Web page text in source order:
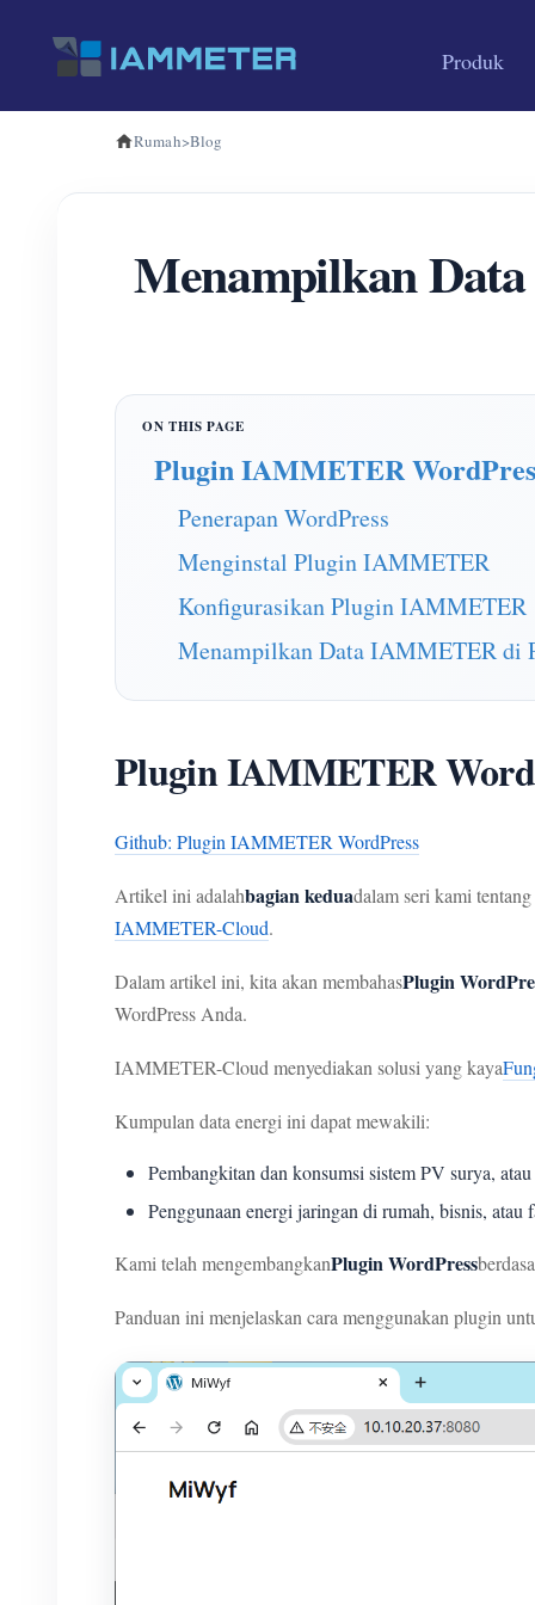
Produk
Rumah>Blog
Menampilkan
Plugin IAMMETER
Penerapan WordPress
Menginstal Plugin IAMMETER
Konfigurasikan Plugin IAMMETER
Menampilkan Data IAMMETER di
Plugin IAMMETER
Github: Plugin IAMMETER WordPress
Artikel ini adalahbagian keduadalam seri kami
IAMMETER-Cloud.
Dalam artikel ini, kita akan membahasPlugin
WordPress Anda.
IAMMETER-Cloud menyediakan solusi yang kaya
Kumpulan data energi ini dapat mewakili:
Pembangkitan dan konsumsi sistem PV surya, atau
Penggunaan energi jaringan di rumah, bisnis, atau
Kami telah mengembangkanPlugin WordPress
Panduan ini menjelaskan cara menggunakan plugin